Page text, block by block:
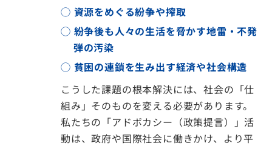
◯ 資源をめぐる紛争や搾取
◯ 紛争後も人々の生活を脅かす地雷・不発
弾の汚染
◯ 貧困の連鎖を生み出す経済や社会構造
こうした課題の根本解決には、社会の「仕
組み」そのものを変える必要があります。
私たちの「アドボカシー（政策提言）」活
動は、政府や国際社会に働きかけ、より平